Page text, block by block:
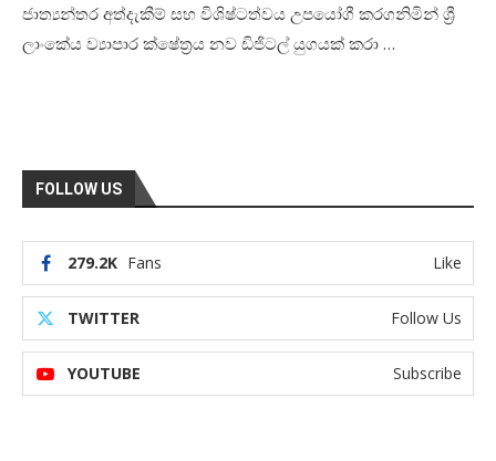
ජාත්‍යන්තර අත්දැකීම් සහ විශිෂ්ටත්වය උපයෝගී කරගනිමින් ශ්‍රී
ලාංකේය ව්‍යාපාර ක්ෂේත්‍රය නව ඩිජිටල් යුගයක් කරා …
FOLLOW US
279.2K Fans Like
TWITTER Follow Us
YOUTUBE Subscribe